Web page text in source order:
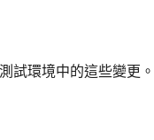
試環境中的這些變更。